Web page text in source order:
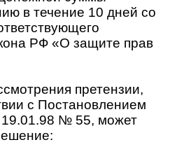
в течение 10 дней со
РФ «О защите прав
претензии,
с Постановлением
19.01.98 № 55, может